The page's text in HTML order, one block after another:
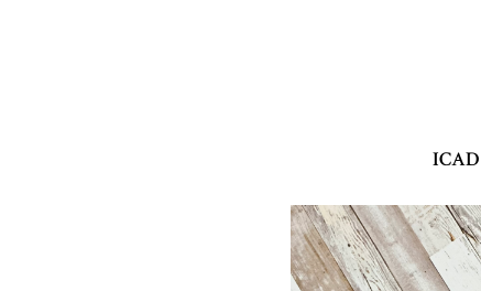
ICAD